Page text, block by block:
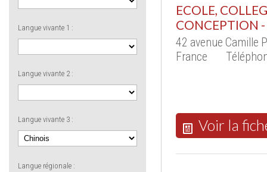
Langue vivante 1 :
Langue vivante 2 :
Langue vivante 3 :
Langue régionale :
ECOLE,
CONCEPTION
42 avenue Camille
France
Voir la